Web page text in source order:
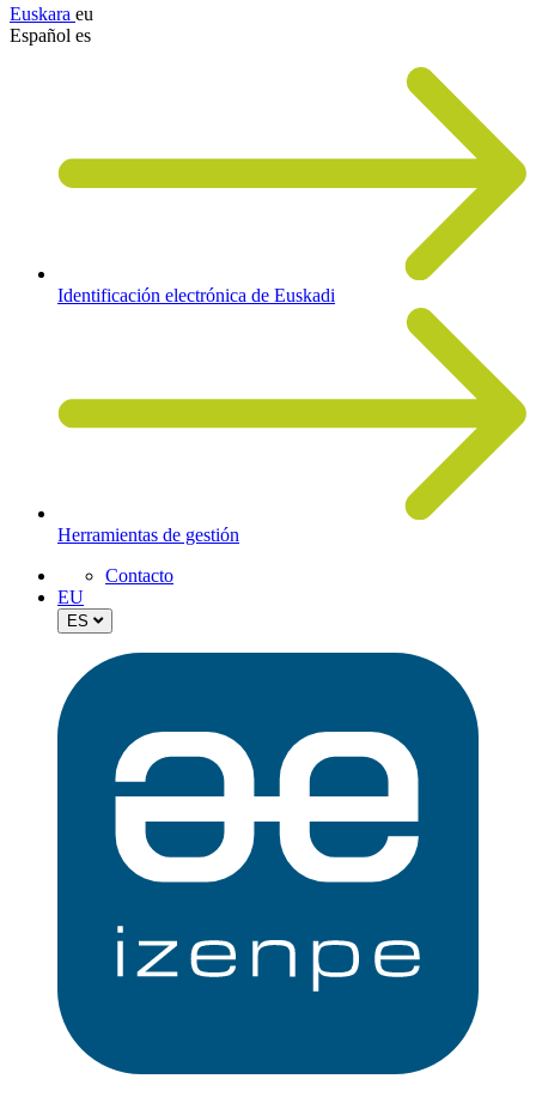
Euskara eu
Español es
Identificación electrónica de Euskadi
Herramientas de gestión
Contacto
EU
ES